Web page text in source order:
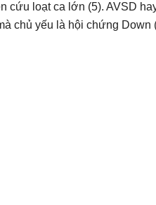
cứu loạt ca lớn (5). AVSD
chủ yếu là hội chứng Down